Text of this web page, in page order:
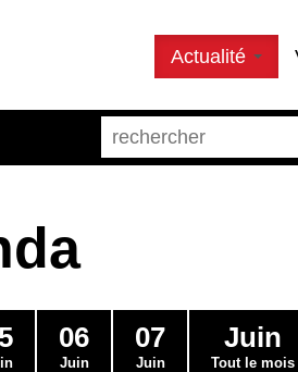
Actualité
06
Juin
07
Juin
Juin
Tout le mois